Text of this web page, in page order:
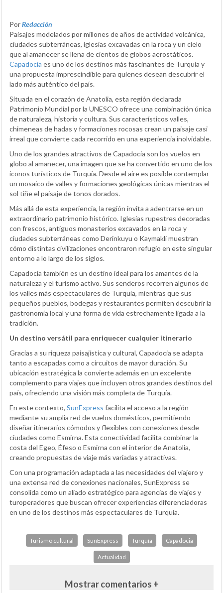
PorRedacción
Paisajes modelados por millones de años de actividad volcánica,
ciudades subterráneas, iglesias excavadas en la roca y un cielo
que al amanecer se llena de cientos de globos aerostáticos.
Capadocia es uno de los destinos más fascinantes de Turquía y
una propuesta imprescindible para quienes desean descubrir el
lado más auténtico del país.
Situada en el corazón de Anatolia, esta región declarada
Patrimonio Mundial por la UNESCO ofrece una combinación única
de naturaleza, historia y cultura. Sus característicos valles,
chimeneas de hadas y formaciones rocosas crean un paisaje casi
irreal que convierte cada recorrido en una experiencia inolvidable.
Uno de los grandes atractivos de Capadocia son los vuelos en
globo al amanecer, una imagen que se ha convertido en uno de los
iconos turísticos de Turquía. Desde el aire es posible contemplar
un mosaico de valles y formaciones geológicas únicas mientras el
sol tiñe el paisaje de tonos dorados.
Más allá de esta experiencia, la región invita a adentrarse en un
extraordinario patrimonio histórico. Iglesias rupestres decoradas
con frescos, antiguos monasterios excavados en la roca y
ciudades subterráneas como Derinkuyu o Kaymakli muestran
cómo distintas civilizaciones encontraron refugio en este singular
entorno a lo largo de los siglos.
Capadocia también es un destino ideal para los amantes de la
naturaleza y el turismo activo. Sus senderos recorren algunos de
los valles más espectaculares de Turquía, mientras que sus
pequeños pueblos, bodegas y restaurantes permiten descubrir la
gastronomía local y una forma de vida estrechamente ligada a la
tradición.
Un destino versátil para enriquecer cualquier itinerario
Gracias a su riqueza paisajística y cultural, Capadocia se adapta
tanto a escapadas como a circuitos de mayor duración. Su
ubicación estratégica la convierte además en un excelente
complemento para viajes que incluyen otros grandes destinos del
país, ofreciendo una visión más completa de Turquía.
En este contexto, SunExpress facilita el acceso a la región
mediante su amplia red de vuelos domésticos, permitiendo
diseñar itinerarios cómodos y flexibles con conexiones desde
ciudades como Esmirna. Esta conectividad facilita combinar la
costa del Egeo, Éfeso o Esmirna con el interior de Anatolia,
creando propuestas de viaje más variadas y atractivas.
Con una programación adaptada a las necesidades del viajero y
una extensa red de conexiones nacionales, SunExpress se
consolida como un aliado estratégico para agencias de viajes y
turoperadores que buscan ofrecer experiencias diferenciadoras
en uno de los destinos más espectaculares de Turquía.
Turismo cultural SunExpress Turquía Capadocia
Actualidad
Mostrar comentarios +